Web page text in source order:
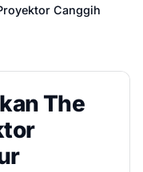
Canggih
The